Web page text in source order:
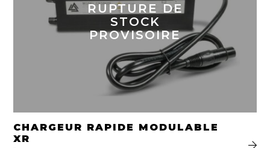
RUPTURE DE
STOCK
PROVISOIRE
CHARGEUR RAPIDE MODULABLE
XR